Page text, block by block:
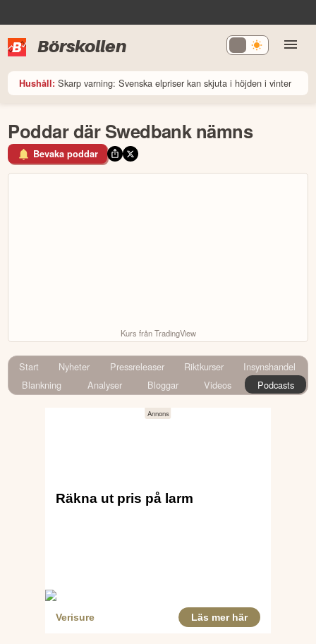
Börskollen
Hushåll: Skarp varning: Svenska elpriser kan skjuta i höjden i vinter
Poddar där Swedbank nämns
Bevaka poddar
Kurs från TradingView
Start Nyheter Pressreleaser Riktkurser
Insynshandel
Blankning
Analyser Bloggar Videos Podcasts